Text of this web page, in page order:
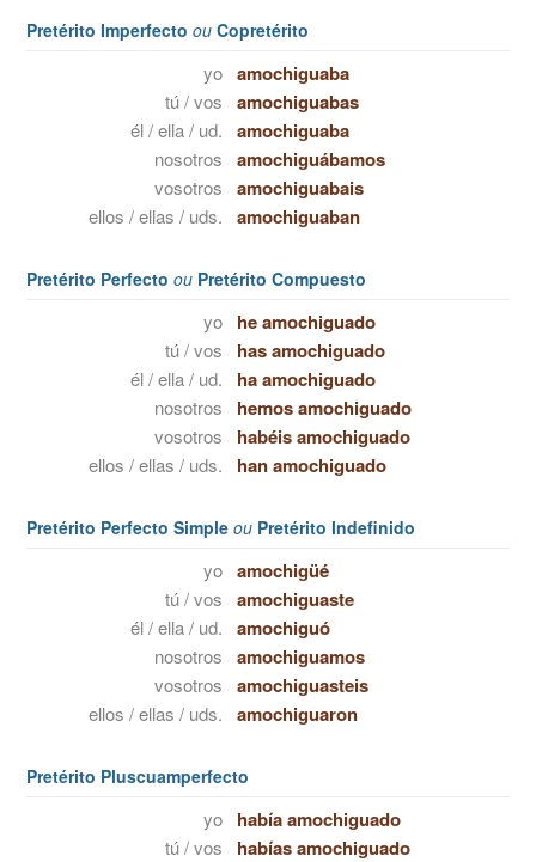
Pretérito Imperfecto ou Copretérito
yo amochiguaba
tú / vos amochiguabas
él / ella / ud. amochiguaba
nosotros amochiguábamos
vosotros amochiguabais
ellos / ellas / uds. amochiguaban
Pretérito Perfecto ou Pretérito Compuesto
yo he amochiguado
tú / vos has amochiguado
él / ella / ud. ha amochiguado
nosotros hemos amochiguado
vosotros habéis amochiguado
ellos / ellas / uds. han amochiguado
Pretérito Perfecto Simple ou Pretérito Indefinido
yo amochigüé
tú / vos amochiguaste
él / ella / ud. amochiguó
nosotros amochiguamos
vosotros amochiguasteis
ellos / ellas / uds. amochiguaron
Pretérito Pluscuamperfecto
yo había amochiguado
tú / vos habías amochiguado